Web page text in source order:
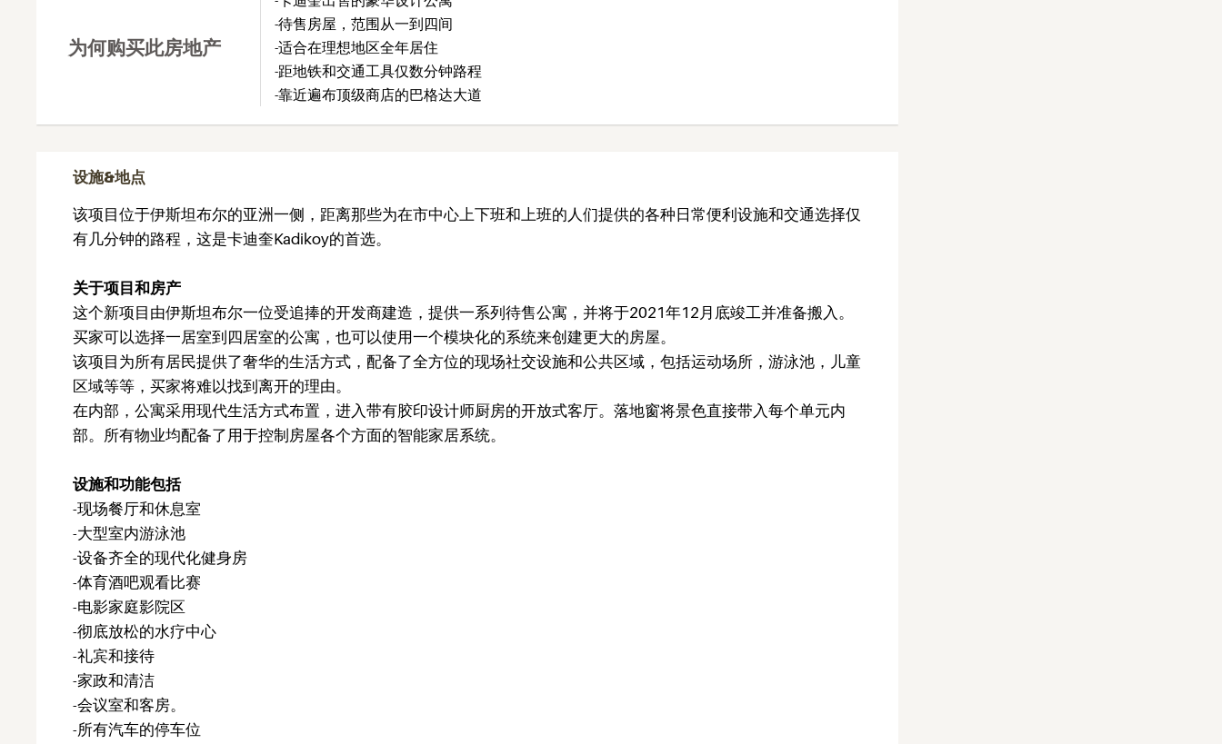
为何购买此房地产
-待售房屋，范围从一到四间
-适合在理想地区全年居住
-距地铁和交通工具仅数分钟路程
-靠近遍布顶级商店的巴格达大道
设施&地点
该项目位于伊斯坦布尔的亚洲一侧，距离那些为在市中心上下班和上班的人们提供的各种日常便利设施和交通选择仅
有几分钟的路程，这是卡迪奎Kadikoy的首选。
关于项目和房产
这个新项目由伊斯坦布尔一位受追捧的开发商建造，提供一系列待售公寓，并将于2021年12月底竣工并准备搬入。
买家可以选择一居室到四居室的公寓，也可以使用一个模块化的系统来创建更大的房屋。
该项目为所有居民提供了奢华的生活方式，配备了全方位的现场社交设施和公共区域，包括运动场所，游泳池，儿童
区域等等，买家将难以找到离开的理由。
在内部，公寓采用现代生活方式布置，进入带有胶印设计师厨房的开放式客厅。落地窗将景色直接带入每个单元内
部。所有物业均配备了用于控制房屋各个方面的智能家居系统。
设施和功能包括
-现场餐厅和休息室
-大型室内游泳池
-设备齐全的现代化健身房
-体育酒吧观看比赛
-电影家庭影院区
-彻底放松的水疗中心
-礼宾和接待
-家政和清洁
-会议室和客房。
-所有汽车的停车位